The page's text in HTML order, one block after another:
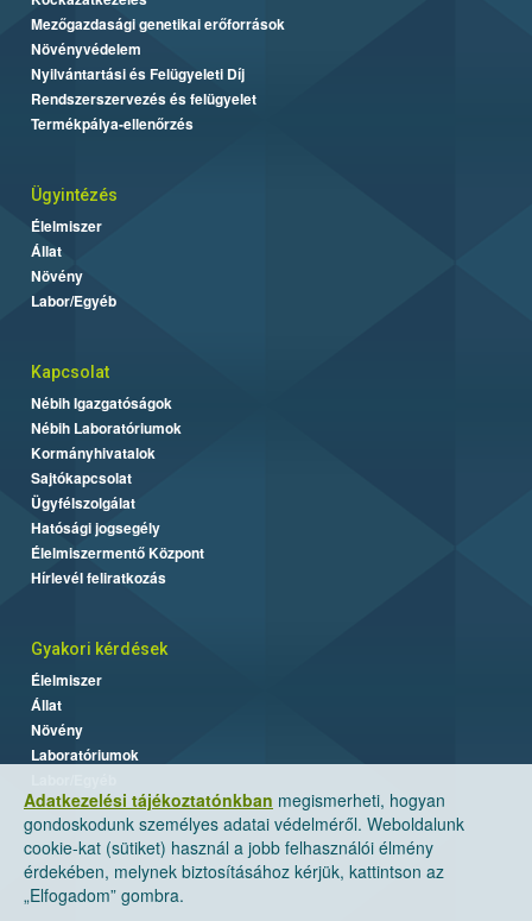
Adatkezelési tájékoztatónkban megismerheti, hogyan
gondoskodunk személyes adatai védelméről. Weboldalunk
cookie-kat (sütiket) használ a jobb felhasználói élmény
érdekében, melynek biztosításához kérjük, kattintson az
„Elfogadom” gombra.
Mezőgazdasági genetikai erőforrások
Növényvédelem
Nyilvántartási és Felügyeleti Díj
Rendszerszervezés és felügyelet
Termékpálya-ellenőrzés
Ügyintézés
Élelmiszer
Állat
Növény
Labor/Egyéb
Kapcsolat
Nébih Igazgatóságok
Nébih Laboratóriumok
Kormányhivatalok
Sajtókapcsolat
Ügyfélszolgálat
Hatósági jogsegély
Élelmiszermentő Központ
Hírlevél feliratkozás
Gyakori kérdések
Élelmiszer
Állat
Növény
Laboratóriumok